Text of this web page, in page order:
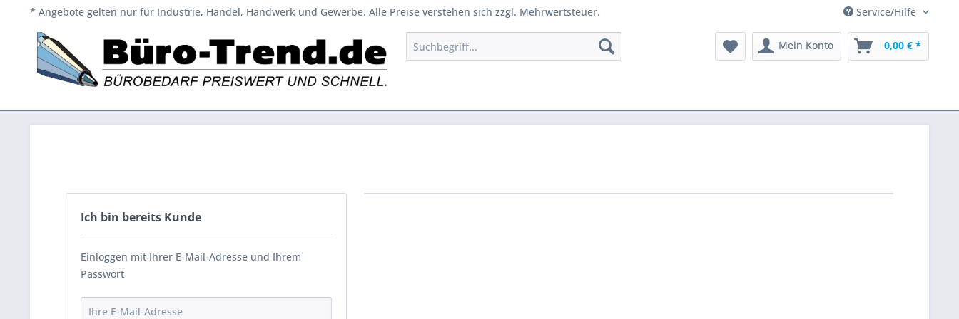
* Angebote gelten nur für Industrie, Handel, Handwerk und Gewerbe. Alle Preise verstehen sich zzgl. Mehrwertsteuer. Service/Hilfe
Mein Konto 0,00 € *
Ich bin bereits Kunde
Einloggen mit Ihrer E-Mail-Adresse und Ihrem
Passwort